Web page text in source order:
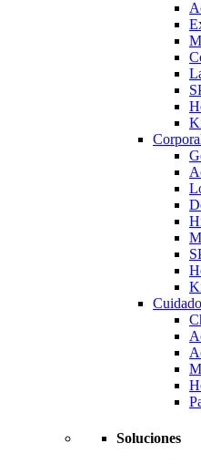
Soluciones